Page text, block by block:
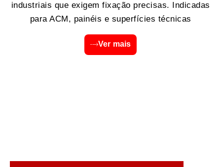
industriais que exigem fixação precisas. Indicadas
para ACM, painéis e superfícies técnicas
Ver mais